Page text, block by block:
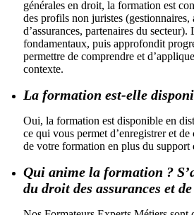
générales en droit, la formation est
des profils non juristes
d’assurances, partenaires du
fondamentaux, puis approfondit
permettre de comprendre et
contexte.
La formation est-elle
Oui, la formation est disponible en
ce qui vous permet d’enregistrer et
de votre formation en plus du support
Qui anime la formation ?
du droit des assurances et